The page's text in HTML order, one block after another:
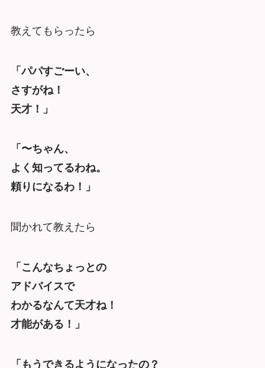
教えてもらったら
「パパすごーい、
さすがね！
天才！」
「〜ちゃん、
よく知ってるわね。
頼りになるわ！」
聞かれて教えたら
「こんなちょっとの
アドバイスで
わかるなんて天才ね！
才能がある！」
「もうできるようになったの？